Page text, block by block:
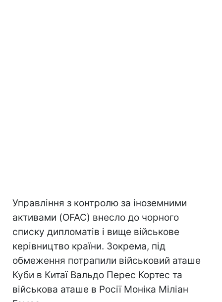
Управління з контролю за іноземними
активами (OFAC) внесло до чорного
списку дипломатів і вище військове
керівництво країни. Зокрема, під
обмеження потрапили військовий аташе
Куби в Китаї Вальдо Перес Кортес та
військова аташе в Росії Моніка Міліан